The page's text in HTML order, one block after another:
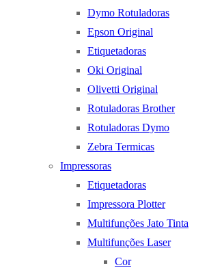
Dymo Rotuladoras
Epson Original
Etiquetadoras
Oki Original
Olivetti Original
Rotuladoras Brother
Rotuladoras Dymo
Zebra Termicas
Impressoras
Etiquetadoras
Impressora Plotter
Multifunções Jato Tinta
Multifunções Laser
Cor